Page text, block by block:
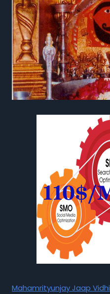
Mahamrityunjay Jaap Vidhi